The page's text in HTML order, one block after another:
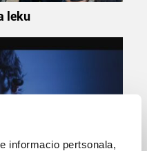
informacio pertsonala,
leku